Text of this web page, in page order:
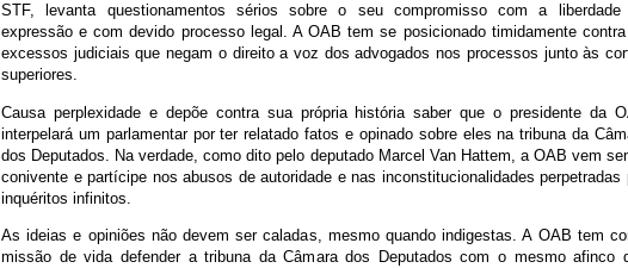
STF, levanta questionamentos sérios sobre o seu compromisso com a liberdade
expressão e com devido processo legal. A OAB tem se posicionado timidamente
excessos judiciais que negam o direito a voz dos advogados nos processos junto às
superiores.
Causa perplexidade e depõe contra sua própria história saber que o presidente da
interpelará um parlamentar por ter relatado fatos e opinado sobre eles na tribuna da
dos Deputados. Na verdade, como dito pelo deputado Marcel Van Hattem, a OAB vem
conivente e partícipe nos abusos de autoridade e nas inconstitucionalidades perpetradas
inquéritos infinitos.
As ideias e opiniões não devem ser caladas, mesmo quando indigestas. A OAB tem
missão de vida defender a tribuna da Câmara dos Deputados com o mesmo afinco